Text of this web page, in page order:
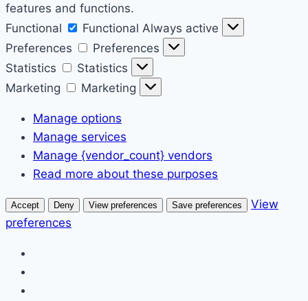
features and functions.
Functional
Functional Always active
Preferences
Preferences
Statistics
Statistics
Marketing
Marketing
Manage options
Manage services
Manage {vendor_count} vendors
Read more about these purposes
Accept Deny View preferences Save preferences
View
preferences